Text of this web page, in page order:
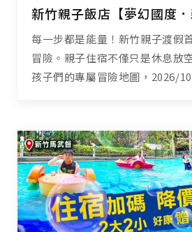
每一步都是能量！新竹親子渡假
冒險。親子住宿不僅只是休息放
孩子們的專屬冒險地圖，2026/